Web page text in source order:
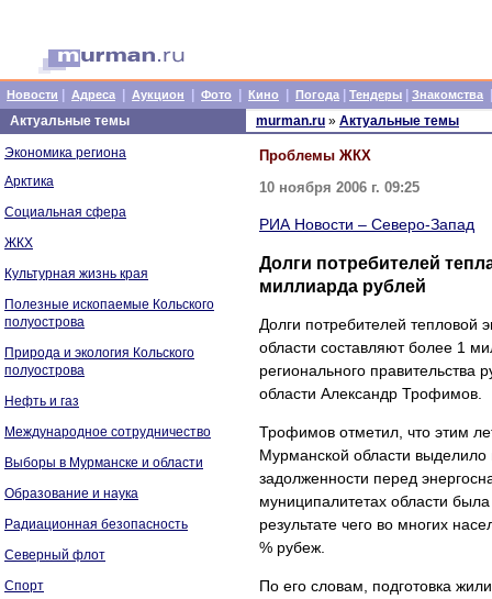
Новости Адреса Аукцион Фото Кино Погода Тендеры Знакомства
Актуальные темы
Экономика региона
Арктика
Социальная сфера
ЖКХ
Культурная жизнь края
Полезные ископаемые Кольского
полуострова
Природа и экология Кольского
полуострова
Нефть и газ
Международное сотрудничество
Выборы в Мурманске и области
Образование и наука
Радиационная безопасность
Северный флот
Спорт
murman.ru » Актуальные темы
Проблемы ЖКХ
10 ноября 2006 г. 09:25
РИА Новости – Северо-Запад
Долги потребителей
миллиарда рублей
Долги потребителей
области составляют более 1
регионального правительства
области Александр Трофимов.
Трофимов отметил, что этим
Мурманской области
задолженности перед
муниципалитетах области
результате чего во многих
% рубеж.
По его словам, подготовка